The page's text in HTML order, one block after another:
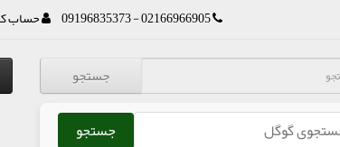
02166966905 - 09196835373 حساب
جستجو
جستجو